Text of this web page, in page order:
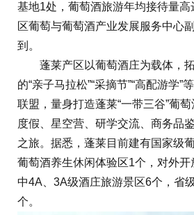
基地1处，葡萄酒旅游年均接待量高
区葡萄与葡萄酒产业发展服务中心
到。
蓬莱产区以葡萄酒庄为载体，拓
的“亲子马拉松”“采摘节”“高配游学”
联盟，量身打造蓬莱“一带三谷”葡
度假、星空营、研学交流、商务品
之旅。据悉，蓬莱目前建有国家级
葡萄酒养生休闲体验区1个，对外
中4A、3A级酒庄旅游景区6个，省
个。